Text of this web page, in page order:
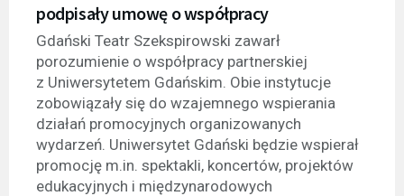
podpisały umowę o współpracy
Gdański Teatr Szekspirowski zawarł
porozumienie o współpracy partnerskiej
z Uniwersytetem Gdańskim. Obie instytucje
zobowiązały się do wzajemnego wspierania
działań promocyjnych organizowanych
wydarzeń. Uniwersytet Gdański będzie wspierał
promocję m.in. spektakli, koncertów, projektów
edukacyjnych i międzynarodowych